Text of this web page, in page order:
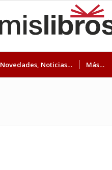
Novedades, Noticias… Más…